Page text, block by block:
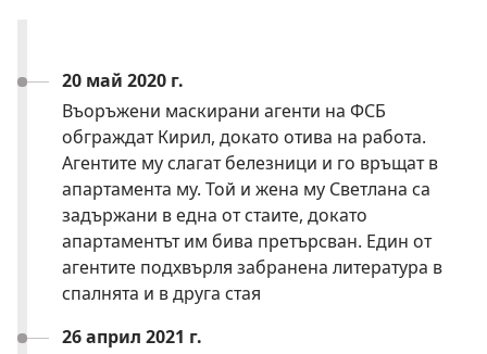
20 май 2020 г.
Въоръжени маскирани агенти на ФСБ
обграждат Кирил, докато отива на работа.
Агентите му слагат белезници и го връщат в
апартамента му. Той и жена му Светлана са
задържани в една от стаите, докато
апартаментът им бива претърсван. Един от
агентите подхвърля забранена литература в
спалнята и в друга стая
26 април 2021 г.